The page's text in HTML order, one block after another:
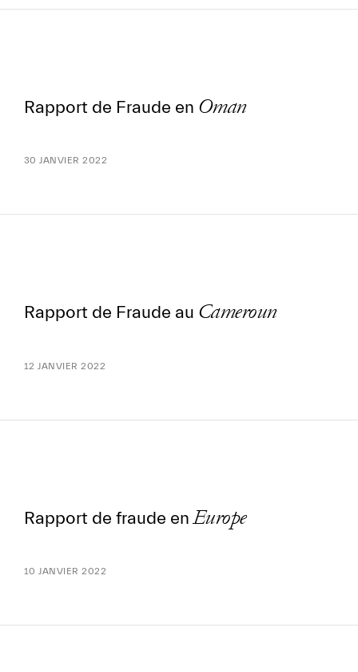
Rapport de Fraude en Oman
30 JANVIER 2022
Rapport de Fraude au Cameroun
12 JANVIER 2022
Rapport de fraude enEurope
10 JANVIER 2022